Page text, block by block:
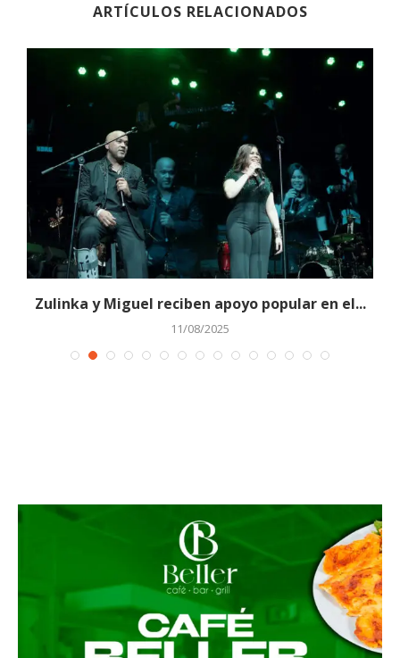
ARTÍCULOS RELACIONADOS
Zulinka y Miguel reciben apoyo popular en el...
11/08/2025